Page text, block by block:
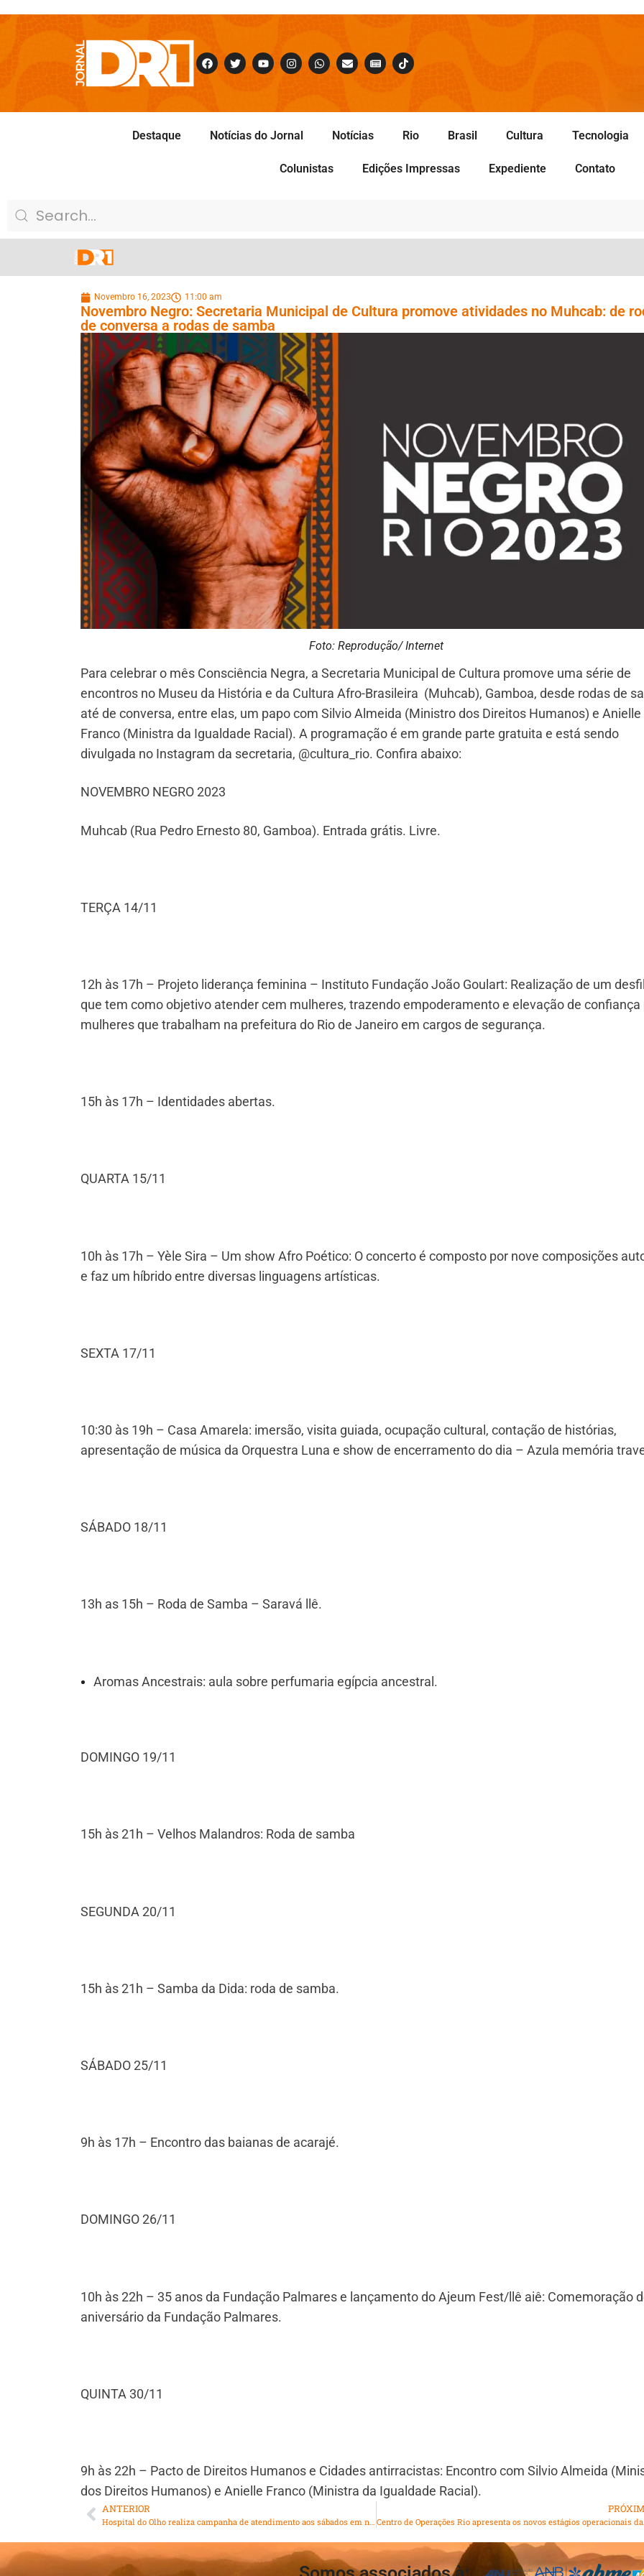
Destaque Notícias do Jornal Notícias Rio Brasil Cultura Tecnologia
Colunistas Edições Impressas Expediente Contato
Novembro 16, 2023 11:00 am
Novembro Negro: Secretaria Municipal de Cultura promove atividades no Muhcab: de
de conversa a rodas de samba
Foto: Reprodução/ Internet
Para celebrar o mês Consciência Negra, a Secretaria Municipal de Cultura promove uma série de
encontros no Museu da História e da Cultura Afro-Brasileira (Muhcab), Gamboa, desde rodas de
até de conversa, entre elas, um papo com Silvio Almeida (Ministro dos Direitos Humanos) e Anielle
Franco (Ministra da Igualdade Racial). A programação é em grande parte gratuita e está sendo
divulgada no Instagram da secretaria, @cultura_rio. Confira abaixo:
NOVEMBRO NEGRO 2023
Muhcab (Rua Pedro Ernesto 80, Gamboa). Entrada grátis. Livre.
TERÇA 14/11
12h às 17h – Projeto liderança feminina – Instituto Fundação João Goulart: Realização de um
que tem como objetivo atender cem mulheres, trazendo empoderamento e elevação de confiança
mulheres que trabalham na prefeitura do Rio de Janeiro em cargos de segurança.
15h às 17h – Identidades abertas.
QUARTA 15/11
10h às 17h – Yèle Sira – Um show Afro Poético: O concerto é composto por nove composições
e faz um híbrido entre diversas linguagens artísticas.
SEXTA 17/11
10:30 às 19h – Casa Amarela: imersão, visita guiada, ocupação cultural, contação de histórias,
apresentação de música da Orquestra Luna e show de encerramento do dia – Azula memória
SÁBADO 18/11
13h as 15h – Roda de Samba – Saravá llê.
Aromas Ancestrais: aula sobre perfumaria egípcia ancestral.
DOMINGO 19/11
15h às 21h – Velhos Malandros: Roda de samba
SEGUNDA 20/11
15h às 21h – Samba da Dida: roda de samba.
SÁBADO 25/11
9h às 17h – Encontro das baianas de acarajé.
DOMINGO 26/11
10h às 22h – 35 anos da Fundação Palmares e lançamento do Ajeum Fest/llê aiê: Comemoração
aniversário da Fundação Palmares.
QUINTA 30/11
9h às 22h – Pacto de Direitos Humanos e Cidades antirracistas: Encontro com Silvio Almeida
dos Direitos Humanos) e Anielle Franco (Ministra da Igualdade Racial).
ANTERIOR
Hospital do Olho realiza campanha de atendimento aos sábados em novembro; saiba como conseguir consulta gratuitamente Centro de Operações Rio apresenta os novos estágios operacionais da cidade